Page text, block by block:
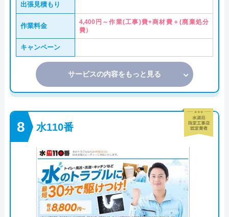
出張見積もり
作業料金
4,400円～作業(工事)費+商材費＋(廃棄処分
費）
キャンペーン
サービスの内容をもっと見る
水110番